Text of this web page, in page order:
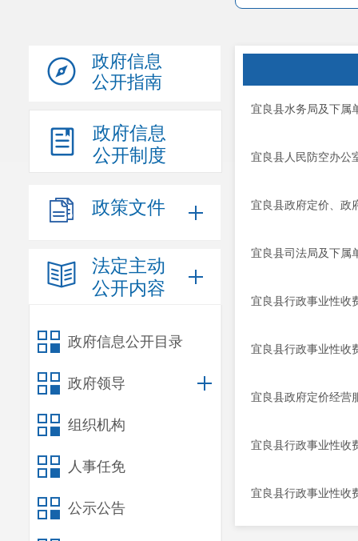
政府信息
公开指南
政府信息
公开制度
政策文件
法定主动
公开内容
政府信息公开目录
政府领导
组织机构
人事任免
公示公告
宜良县水务局及下属
宜良县人民防空办公
宜良县政府定价、政
宜良县司法局及下属
宜良县行政事业性收
宜良县行政事业性收
宜良县政府定价经营
宜良县行政事业性收
宜良县行政事业性收